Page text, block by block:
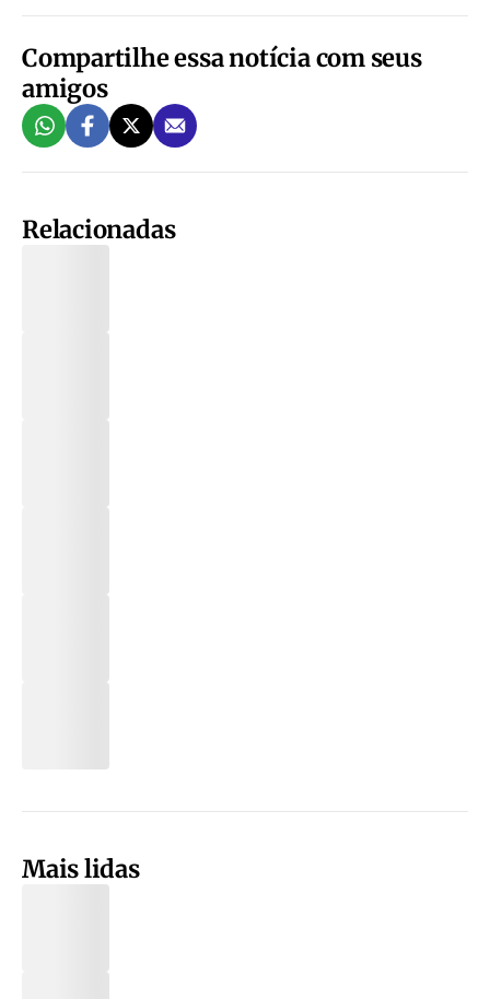
Compartilhe essa notícia com seus
amigos
Relacionadas
Mais lidas